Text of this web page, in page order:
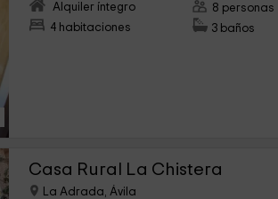
Alquiler íntegro
4 habitaciones
8 personas
3 baños
Casa Rural La Chistera
La Adrada, Ávila